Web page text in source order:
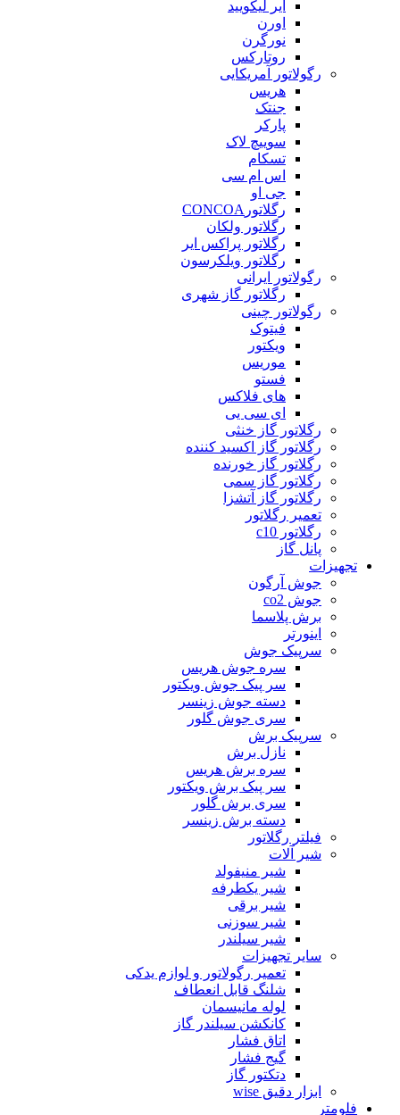
ایر لیکویید
اورن
نورگرن
روتارکس
رگولاتور آمریکایی
هریس
جنتک
پارکر
سوییچ لاک
تسکام
اس ام سی
جی او
رگلاتورCONCOA
رگلاتور ولکان
رگلاتور پراکس ایر
رگلاتور ویلکرسون
رگولاتور ایرانی
رگلاتور گاز شهری
رگولاتور چینی
فیتوک
ویکتور
موریس
فستو
های فلاکس
ای سی یی
رگلاتور گاز خنثی
رگلاتور گاز اکسید کننده
رگلاتور گاز خورنده
رگلاتور گاز سمی
رگلاتور گاز آتشزا
تعمیر رگلاتور
رگلاتور c10
پانل گاز
تجهیزات
جوش آرگون
جوش co2
برش پلاسما
اینورتر
سرپیک جوش
سره جوش هریس
سر پیک جوش ویکتور
دسته جوش زینسر
سری جوش گلور
سرپیک برش
نازل برش
سره برش هریس
سر پیک برش ویکتور
سری برش گلور
دسته برش زینسر
فیلتر رگلاتور
شیر آلات
شیر منیفولد
شیر یکطرفه
شیر برقی
شیر سوزنی
شیر سیلندر
سایر تجهیزات
تعمیر رگولاتور و لوازم یدکی
شلنگ قابل انعطاف
لوله مانیسمان
کانکشن سیلندر گاز
اتاق فشار
گیج فشار
دتکتور گاز
ابزار دقیق wise
فلومتر